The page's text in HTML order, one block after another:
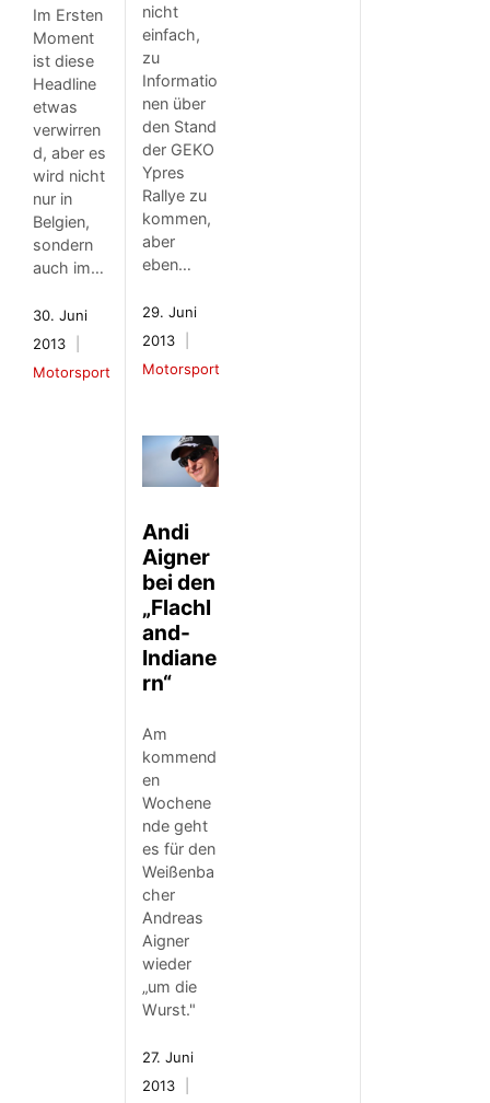
Im Ersten
Moment
ist diese
Headline
etwas
verwirren
d, aber es
wird nicht
nur in
Belgien,
sondern
auch im…
30. Juni
2013
Motorsport
nicht
einfach,
zu
Informatio
nen über
den Stand
der GEKO
Ypres
Rallye zu
kommen,
aber
eben…
29. Juni
2013
Motorsport
Andi
Aigner
bei den
„Flachl
and-
Indiane
rn“
Am
kommend
en
Wochene
nde geht
es für den
Weißenba
cher
Andreas
Aigner
wieder
„um die
Wurst."
27. Juni
2013